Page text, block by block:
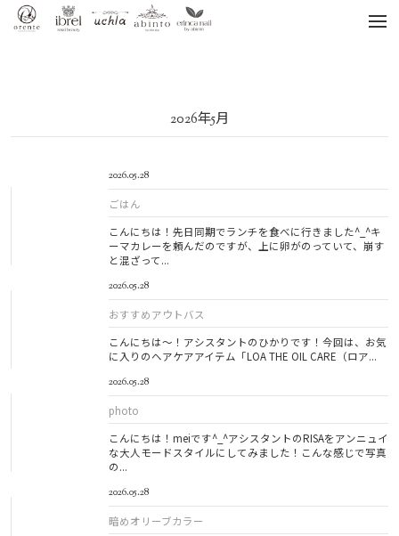
2026年5月
2026.05.28
ごはん
こんにちは！先日同期でランチを食べに行きました^_^キ
ーマカレーを頼んだのですが、上に卵がのっていて、崩す
と混ざって...
2026.05.28
おすすめアウトバス
こんにちは～！アシスタントのひかりです！今回は、お気
に入りのヘアケアアイテム「LOA THE OIL CARE（ロア...
2026.05.28
photo
こんにちは！meiです^_^アシスタントのRISAをアンニュイ
な大人モードスタイルにしてみました！こんな感じで写真
の...
2026.05.28
暗めオリーブカラー